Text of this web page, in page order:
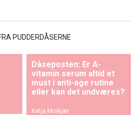
PUDDERDÅSERNE
Dåseposten: Er A-
vitamin serum altid et
must i anti-age rutine
eller kan det undværes?
Katja Moikjær